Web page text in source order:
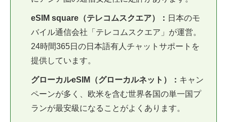
eSIM square（テレコムスクエア）： 日本のモ
バイル通信会社「テレコムスクエア」が運営。
24時間365日の日本語有人チャットサポートを
提供しています。
グローカルeSIM（グローカルネット）： キャン
ペーンが多く、欧米を含む世界各国の単一国プ
ランが最安級になることがよくあります。